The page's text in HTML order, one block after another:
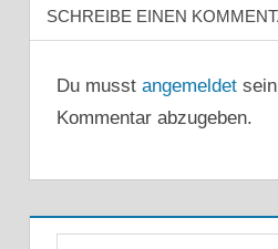
SCHREIBE EINEN
Du musst angemeldet
Kommentar abzugeben.